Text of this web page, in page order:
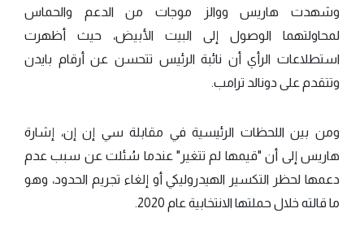
وشهدت هاريس ووالز موجات من الدعم والحماس
لمحاولتهما الوصول إلى البيت الأبيض، حيث أظهرت
استطلاعات الرأي أن نائبة الرئيس تتحسن عن أرقام بايدن
وتتقدم على دونالد ترامب.
ومن بين اللحظات الرئيسية في مقابلة سي إن إن، إشارة
هاريس إلى أن "قيمها لم تتغير" عندما سُئلت عن سبب عدم
دعمها لحظر التكسير الهيدروليكي أو إلغاء تجريم الحدود، وهو
ما قالته خلال حملتها الانتخابية عام 2020.